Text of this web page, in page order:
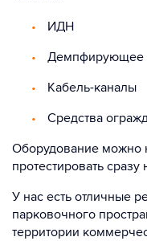
ИДН
Демпфирующее
Кабель-каналы
Средства
Оборудование можно
протестировать сразу
У нас есть отличные
парковочного
территории